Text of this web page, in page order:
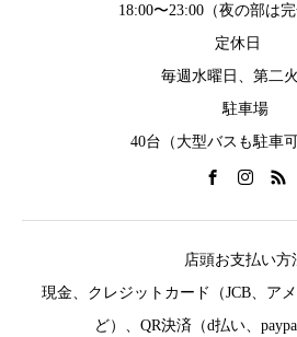
18:00〜23:00（夜の部は完
定休日
毎週水曜日、第二
駐車場
40台（大型バスも駐車
店頭お支払い方
現金、クレジットカード（JCB、ア
ど）、QR決済（d払い、